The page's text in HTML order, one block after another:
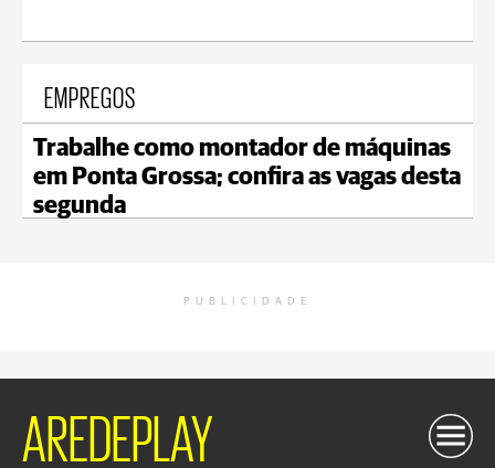
EMPREGOS
Trabalhe como montador de máquinas
em Ponta Grossa; confira as vagas desta
segunda
PUBLICIDADE
AREDEPLAY